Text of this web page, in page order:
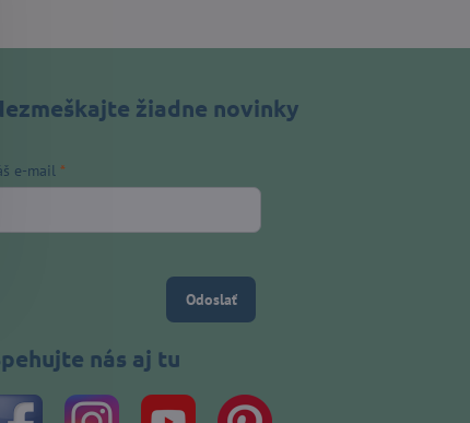
žiadne novinky
e-mail*
Odoslať
nás aj tu